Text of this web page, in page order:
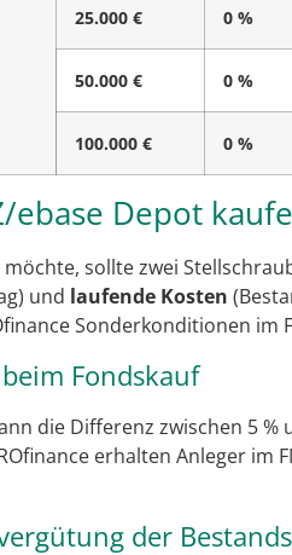
25.000 € 0 %
50.000 € 0 %
100.000 € 0 %
ebase Depot
sollte zwei
und laufende Kosten
Sonderkonditionen im
Fondskauf
die Differenz zwischen 5
erhalten Anleger im
der